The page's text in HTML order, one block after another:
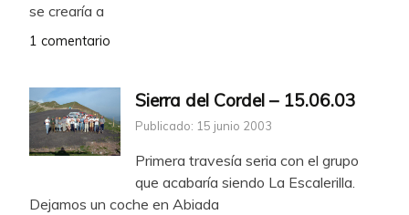
se crearía a
1 comentario
Sierra del Cordel – 15.06.03
Publicado: 15 junio 2003
Primera travesía seria con el grupo
que acabaría siendo La Escalerilla.
Dejamos un coche en Abiada